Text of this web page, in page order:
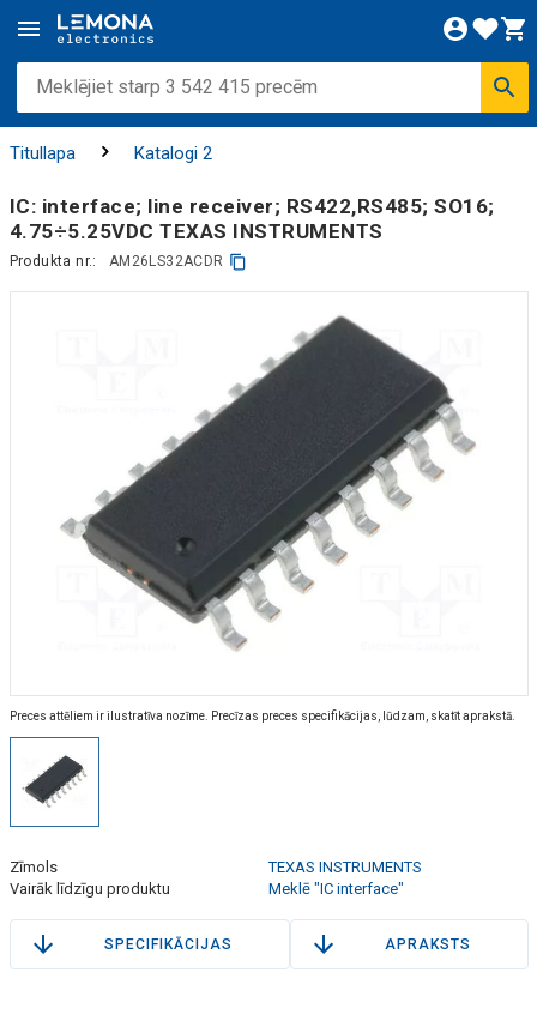
Titullapa Katalogi 2
IC: interface; line receiver; RS422,RS485; SO16;
4.75÷5.25VDC TEXAS INSTRUMENTS
Produkta nr.: AM26LS32ACDR
Preces attēliem ir ilustratīva nozīme. Precīzas preces specifikācijas, lūdzam, skatīt aprakstā.
Zīmols
TEXAS INSTRUMENTS
Vairāk līdzīgu produktu
Meklē "IC interface"
SPECIFIKĀCIJAS APRAKSTS